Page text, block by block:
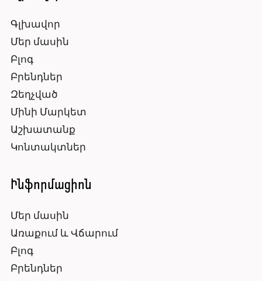
Գլխավոր
Մեր մասին
Բլոգ
Բրենդներ
Զեղչված
Մինի Մարկետ
Աշխատանք
Կոնտակտներ
Ինֆորմացիոն
Մեր մասին
Առաքում և Վճարում
Բլոգ
Բրենդներ